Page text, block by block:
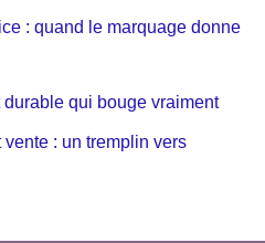
: quand le marquage donne
qui bouge vraiment
: un tremplin vers